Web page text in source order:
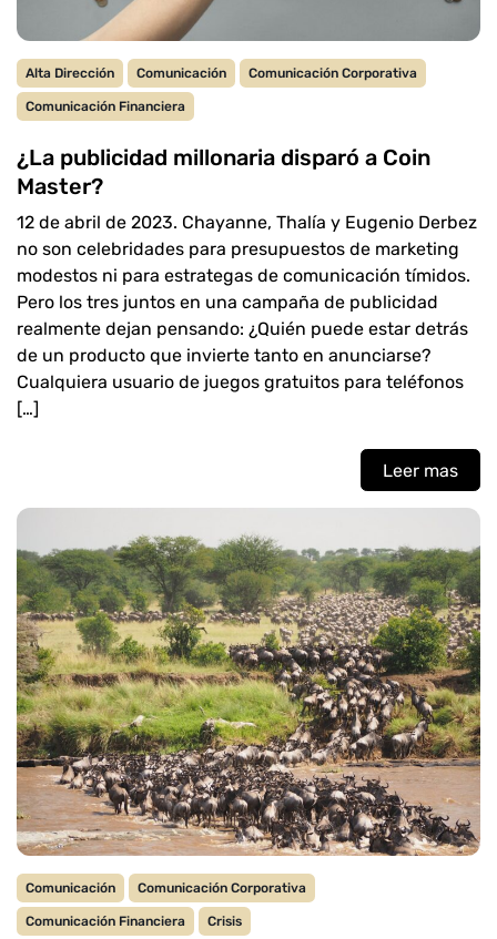
Alta Dirección Comunicación Comunicación Corporativa
Comunicación Financiera
¿La publicidad millonaria disparó a Coin
Master?
12 de abril de 2023. Chayanne, Thalía y Eugenio Derbez
no son celebridades para presupuestos de marketing
modestos ni para estrategas de comunicación tímidos.
Pero los tres juntos en una campaña de publicidad
realmente dejan pensando: ¿Quién puede estar detrás
de un producto que invierte tanto en anunciarse?
Cualquiera usuario de juegos gratuitos para teléfonos
[…]
Leer mas
Comunicación Comunicación Corporativa
Comunicación Financiera Crisis